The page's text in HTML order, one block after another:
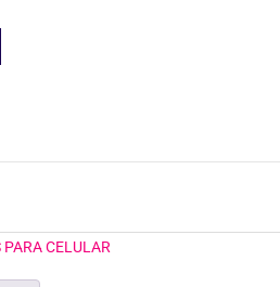
PARA CELULAR